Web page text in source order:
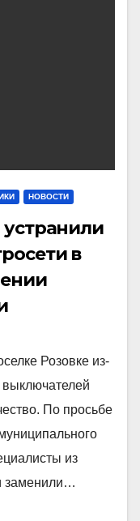
НОВОСТИ
в
Розовке из-
выключателей
По просьбе
из
заменили…